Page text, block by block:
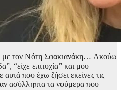
με τον Νότη Σφακιανάκη… Ακούω
“είχε επιτυχία” και μου
που έχω ζήσει εκείνες τις
ασύλληπτα τα νούμερα που